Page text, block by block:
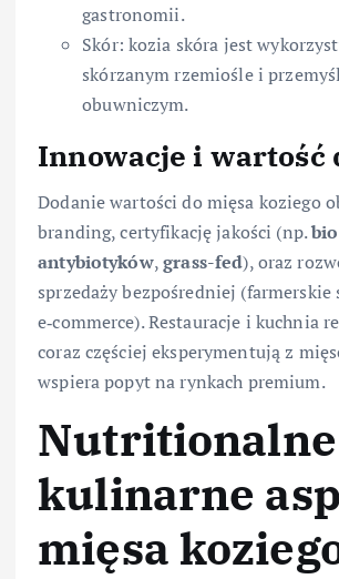
gastronomii.
Skór: kozia skóra jest
skórzanym rzemiośle i
obuwniczym.
Innowacje i wartość
Dodanie wartości do mięsa koziego
branding, certyfikację jakości (np.bio
antybiotyków,grass-fed), oraz
sprzedaży bezpośredniej (farmerskie
e‑commerce). Restauracje i kuchnia
coraz częściej eksperymentują z
wspiera popyt na rynkach premium.
kulinarne
mięsa